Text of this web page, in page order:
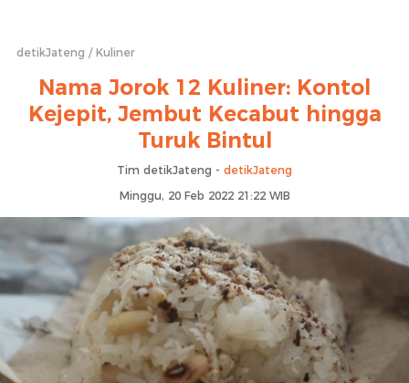
detikJateng Kuliner
Nama Jorok 12 Kuliner: Kontol
Kejepit, Jembut Kecabut hingga
Turuk Bintul
Tim detikJateng - detikJateng
Minggu, 20 Feb 2022 21:22 WIB